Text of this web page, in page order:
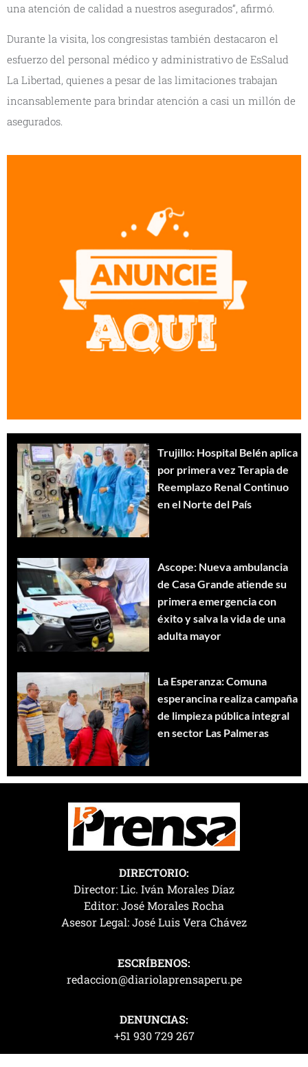
una atención de calidad a nuestros asegurados”, afirmó.
Durante la visita, los congresistas también destacaron el
esfuerzo del personal médico y administrativo de EsSalud
La Libertad, quienes a pesar de las limitaciones trabajan
incansablemente para brindar atención a casi un millón de
asegurados.
Trujillo: Hospital Belén aplica
por primera vez Terapia de
Reemplazo Renal Continuo
en el Norte del País
Ascope: Nueva ambulancia
de Casa Grande atiende su
primera emergencia con
éxito y salva la vida de una
adulta mayor
La Esperanza: Comuna
esperancina realiza campaña
de limpieza pública integral
en sector Las Palmeras
DIRECTORIO:
Director: Lic. Iván Morales Díaz
Editor: José Morales Rocha
Asesor Legal: José Luis Vera Chávez
ESCRÍBENOS:
redaccion@diariolaprensaperu.pe
DENUNCIAS:
+51 930 729 267